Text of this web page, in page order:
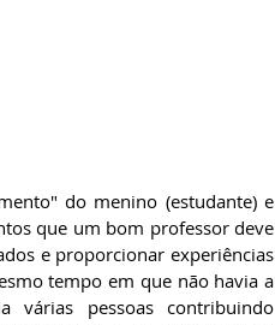
do menino (estudante) e
que um bom professor deve
e proporcionar experiências
tempo em que não havia a
pessoas contribuindo